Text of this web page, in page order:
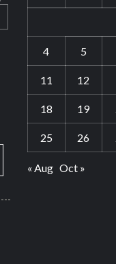
4 5
11 12
18 19
25 26
« Aug Oct »